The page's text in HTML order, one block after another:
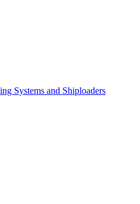
Systems and Shiploaders